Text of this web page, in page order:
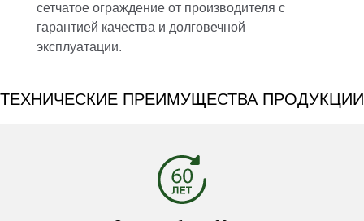
сетчатое ограждение от производителя с
гарантией качества и долговечной
эксплуатации.
ТЕХНИЧЕСКИЕ ПРЕИМУЩЕСТВА ПРОДУКЦИИ